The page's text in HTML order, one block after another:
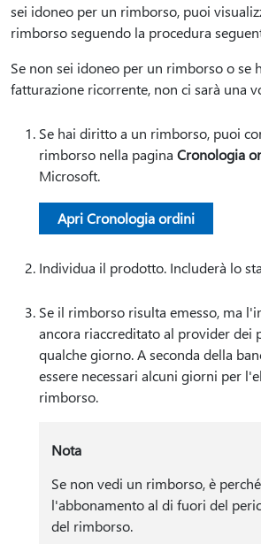
sei idoneo per un rimborso, puoi
rimborso seguendo la procedura
Se non sei idoneo per un rimborso o se
fatturazione ricorrente, non ci sarà una
Se hai diritto a un rimborso, puoi
rimborso nella pagina Cronologia
Microsoft.
Apri Cronologia ordini
Individua il prodotto. Includerà lo
Se il rimborso risulta emesso, ma
ancora riaccreditato al provider dei
qualche giorno. A seconda della
essere necessari alcuni giorni per
rimborso.
Nota
Se non vedi un rimborso, è
l'abbonamento al di fuori del
del rimborso.